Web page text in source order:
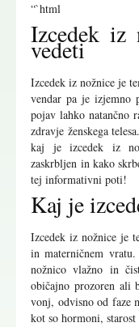
“`html
Izcedek iz
vedeti
Izcedek iz nožnice je
vendar pa je izjemno
pojav lahko natančno
zdravje ženskega
kaj je izcedek iz
zaskrbljen in kako
tej informativni poti!
Kaj je
Izcedek iz nožnice je
in materničnem
nožnico vlažno in
običajno prozoren ali
vonj, odvisno od faze
kot so hormoni,